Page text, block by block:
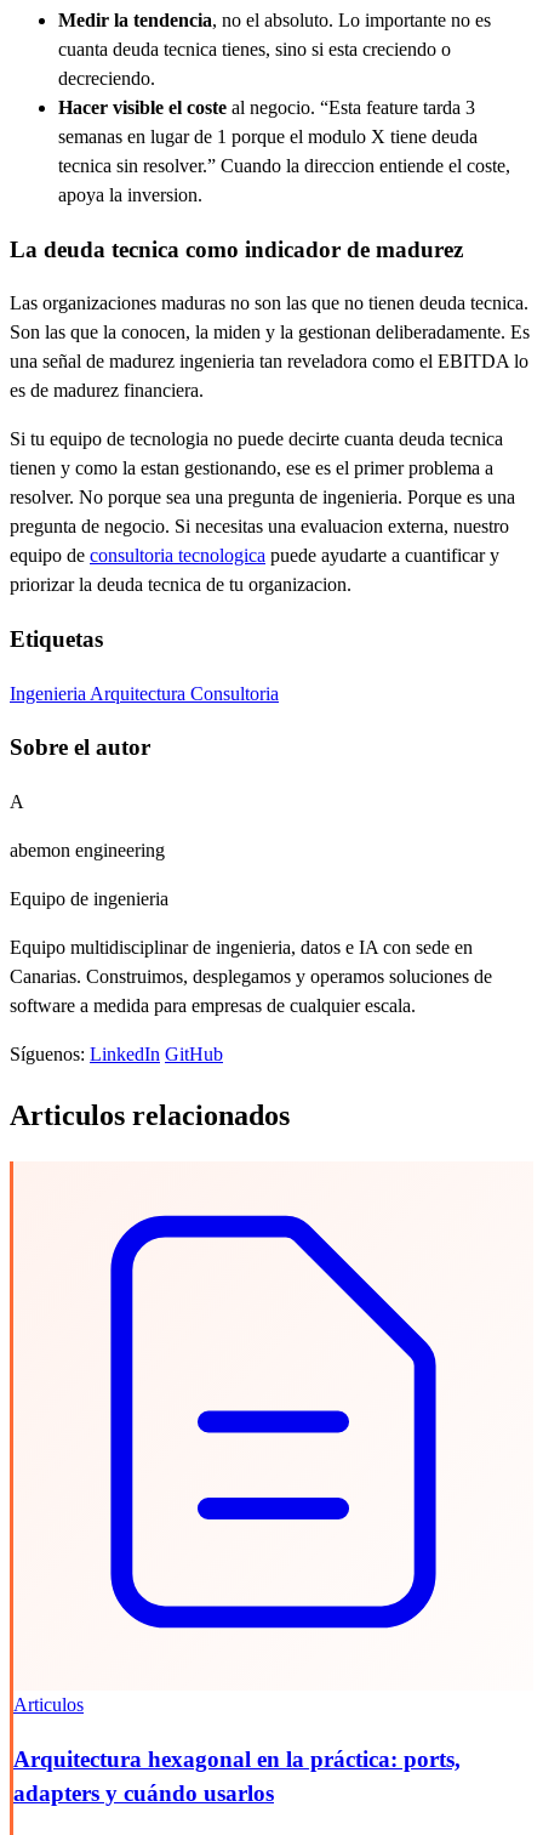
Medir la tendencia, no el absoluto. Lo importante no es
cuanta deuda tecnica tienes, sino si esta creciendo o
decreciendo.
Hacer visible el coste al negocio. “Esta feature tarda 3
semanas en lugar de 1 porque el modulo X tiene deuda
tecnica sin resolver.” Cuando la direccion entiende el coste,
apoya la inversion.
La deuda tecnica como indicador de madurez
Las organizaciones maduras no son las que no tienen deuda tecnica.
Son las que la conocen, la miden y la gestionan deliberadamente. Es
una señal de madurez ingenieria tan reveladora como el EBITDA lo
es de madurez financiera.
Si tu equipo de tecnologia no puede decirte cuanta deuda tecnica
tienen y como la estan gestionando, ese es el primer problema a
resolver. No porque sea una pregunta de ingenieria. Porque es una
pregunta de negocio. Si necesitas una evaluacion externa, nuestro
equipo de consultoria tecnologica puede ayudarte a cuantificar y
priorizar la deuda tecnica de tu organizacion.
Etiquetas
Ingenieria Arquitectura Consultoria
Sobre el autor
A
abemon engineering
Equipo de ingenieria
Equipo multidisciplinar de ingenieria, datos e IA con sede en
Canarias. Construimos, desplegamos y operamos soluciones de
software a medida para empresas de cualquier escala.
Síguenos: LinkedIn GitHub
Articulos relacionados
Articulos
Arquitectura hexagonal en la práctica: ports,
adapters y cuándo usarlos